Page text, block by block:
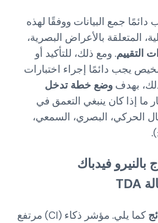
جمع البيانات ووفقًا لهذه
المتعلقة بالأعراض البصرية،
التقييم. ومع ذلك، للتأكيد أو
يجب دائمًا إجراء اختبارات
ذلك، بهدف وضع خطة تدخل
ما إذا كان ينبغي التعمق في
الحركي، البصري، السمعي،
بالنيرو فيدباك
كما يلي. مؤشر ذكاء (CI) مرتفع